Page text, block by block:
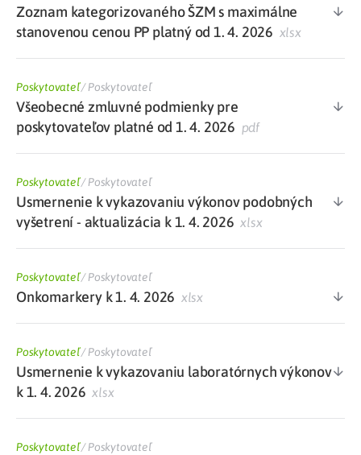
Zoznam kategorizovaného ŠZM s maximálne
stanovenou cenou PP platný od 1. 4. 2026 xlsx
Poskytovateľ/Poskytovateľ
Všeobecné zmluvné podmienky pre
poskytovateľov platné od 1. 4. 2026 pdf
Poskytovateľ/Poskytovateľ
Usmernenie k vykazovaniu výkonov podobných
vyšetrení - aktualizácia k 1. 4. 2026 xlsx
Poskytovateľ/Poskytovateľ
Onkomarkery k 1. 4. 2026 xlsx
Poskytovateľ/Poskytovateľ
Usmernenie k vykazovaniu laboratórnych výkonov
k 1. 4. 2026 xlsx
Poskytovateľ/Poskytovateľ